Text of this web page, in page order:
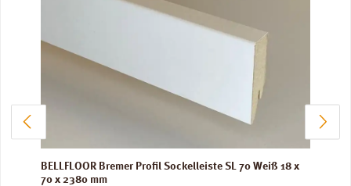
BELLFLOOR Bremer Profil Sockelleiste SL 70 Weiß 18 x
70 x 2380 mm